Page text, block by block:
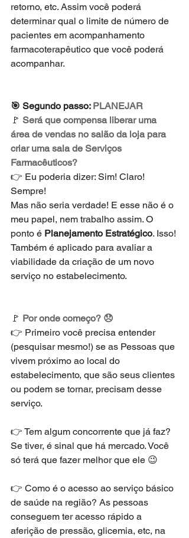
retorno, etc. Assim você poderá
determinar qual o limite de número de
pacientes em acompanhamento
farmacoterapêutico que você poderá
acompanhar.
🎯 Segundo passo: PLANEJAR
🚩 Será que compensa liberar uma
área de vendas no salão da loja para
criar uma sala de Serviços
Farmacêuticos?
👉 Eu poderia dizer: Sim! Claro!
Sempre!
Mas não seria verdade! E esse não é o
meu papel, nem trabalho assim. O
ponto é Planejamento Estratégico. Isso!
Também é aplicado para avaliar a
viabilidade da criação de um novo
serviço no estabelecimento.
🚩 Por onde começo? 😞
👉 Primeiro você precisa entender
(pesquisar mesmo!) se as Pessoas que
vivem próximo ao local do
estabelecimento, que são seus clientes
ou podem se tornar, precisam desse
serviço.
👉 Tem algum concorrente que já faz?
Se tiver, é sinal que há mercado. Você
só terá que fazer melhor que ele 😉
👉 Como é o acesso ao serviço básico
de saúde na região? As pessoas
conseguem ter acesso rápido a
aferição de pressão, glicemia, etc, na